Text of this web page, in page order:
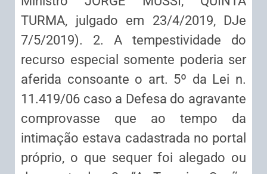
TURMA, julgado em 23/4/2019, DJe
7/5/2019). 2. A tempestividade do
recurso especial somente poderia ser
aferida consoante o art. 5º da Lei n.
11.419/06 caso a Defesa do agravante
comprovasse que ao tempo da
intimação estava cadastrada no portal
próprio, o que sequer foi alegado ou